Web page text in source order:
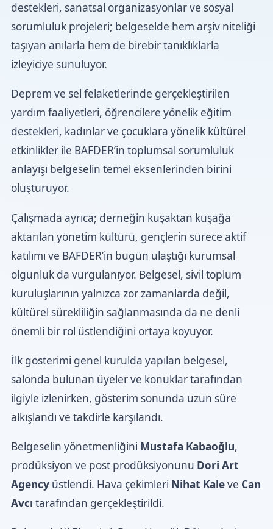
destekleri, sanatsal organizasyonlar ve sosyal
sorumluluk projeleri; belgeselde hem arşiv niteliği
taşıyan anılarla hem de birebir tanıklıklarla
izleyiciye sunuluyor.
Deprem ve sel felaketlerinde gerçekleştirilen
yardım faaliyetleri, öğrencilere yönelik eğitim
destekleri, kadınlar ve çocuklara yönelik kültürel
etkinlikler ile BAFDER’in toplumsal sorumluluk
anlayışı belgeselin temel eksenlerinden birini
oluşturuyor.
Çalışmada ayrıca; derneğin kuşaktan kuşağa
aktarılan yönetim kültürü, gençlerin sürece aktif
katılımı ve BAFDER’in bugün ulaştığı kurumsal
olgunluk da vurgulanıyor. Belgesel, sivil toplum
kuruluşlarının yalnızca zor zamanlarda değil,
kültürel sürekliliğin sağlanmasında da ne denli
önemli bir rol üstlendiğini ortaya koyuyor.
İlk gösterimi genel kurulda yapılan belgesel,
salonda bulunan üyeler ve konuklar tarafından
ilgiyle izlenirken, gösterim sonunda uzun süre
alkışlandı ve takdirle karşılandı.
Belgeselin yönetmenliğini Mustafa Kabaoğlu,
prodüksiyon ve post prodüksiyonunu Dori Art
Agencyüstlendi. Hava çekimleri Nihat Kaleve Can
Avcı tarafından gerçekleştirildi.